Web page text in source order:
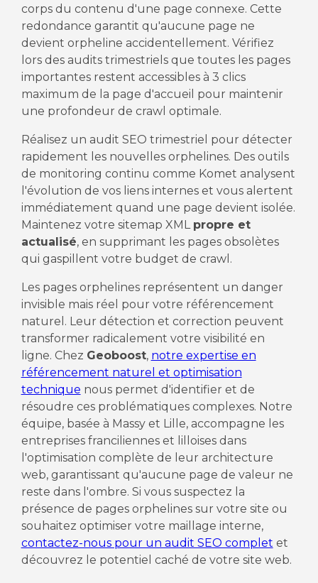
corps du contenu d'une page connexe. Cette
redondance garantit qu'aucune page ne
devient orpheline accidentellement. Vérifiez
lors des audits trimestriels que toutes les pages
importantes restent accessibles à 3 clics
maximum de la page d'accueil pour maintenir
une profondeur de crawl optimale.
Réalisez un audit SEO trimestriel pour détecter
rapidement les nouvelles orphelines. Des outils
de monitoring continu comme Komet analysent
l'évolution de vos liens internes et vous alertent
immédiatement quand une page devient isolée.
Maintenez votre sitemap XML propre et
actualisé, en supprimant les pages obsolètes
qui gaspillent votre budget de crawl.
Les pages orphelines représentent un danger
invisible mais réel pour votre référencement
naturel. Leur détection et correction peuvent
transformer radicalement votre visibilité en
ligne. Chez Geoboost, notre expertise en
référencement naturel et optimisation
technique nous permet d'identifier et de
résoudre ces problématiques complexes. Notre
équipe, basée à Massy et Lille, accompagne les
entreprises franciliennes et lilloises dans
l'optimisation complète de leur architecture
web, garantissant qu'aucune page de valeur ne
reste dans l'ombre. Si vous suspectez la
présence de pages orphelines sur votre site ou
souhaitez optimiser votre maillage interne,
contactez-nous pour un audit SEO complet et
découvrez le potentiel caché de votre site web.